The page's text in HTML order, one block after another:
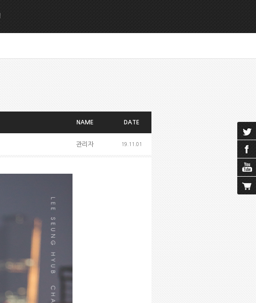
NAME DATE
관리자 19.11.01